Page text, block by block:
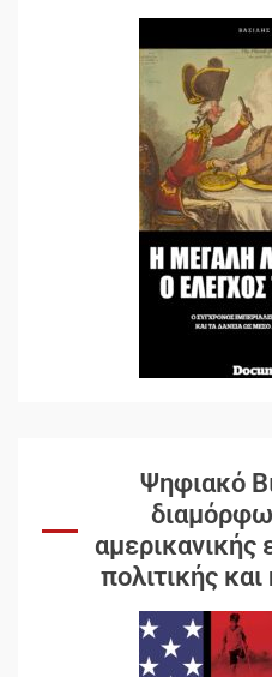
Ψηφιακό
αμερικανικής
πολιτικής